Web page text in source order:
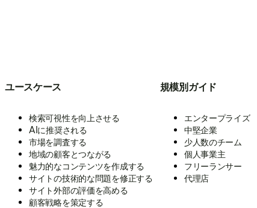
ユースケース
検索可視性を向上させる
AIに推奨される
市場を調査する
地域の顧客とつながる
魅力的なコンテンツを作成する
サイトの技術的な問題を修正する
サイト外部の評価を高める
顧客戦略を策定する
規模別ガイド
エンタープライズ
中堅企業
少人数のチーム
個人事業主
フリーランサー
代理店